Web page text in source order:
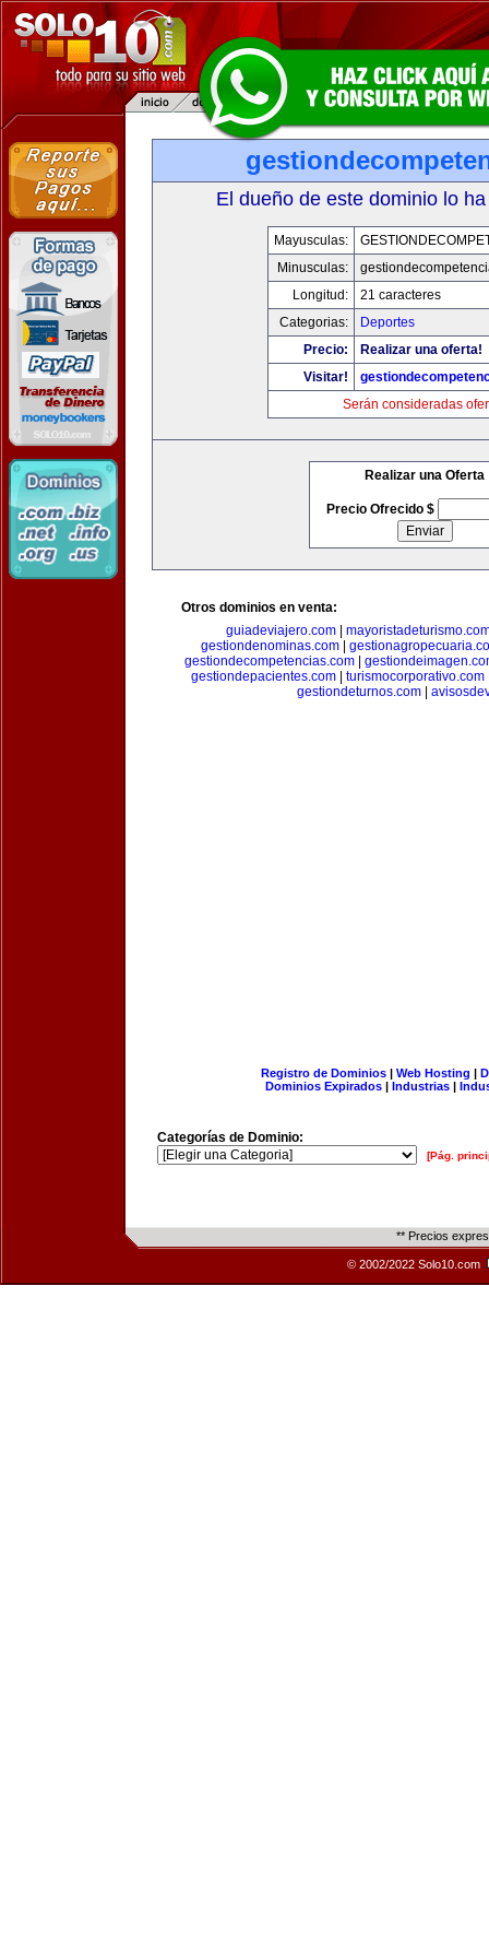
El dueño de este dominio lo
Mayusculas:
Minusculas:
Longitud:
21 caracteres
Categorias:
Deportes
Precio:
Realizar una oferta!
Visitar!
Serán consideradas
Realizar una Oferta
Precio Ofrecido $
Otros dominios en venta:
guiadeviajero.com|
gestiondenominas.com|
gestiondecompetencias.com|
gestiondepacientes.com| turismocorporativo.com
gestiondeturnos.com
Registro de Dominios| Web Hosting |
Dominios Expirados | Industrias |
Categorías de Dominio:
[Pág.
** Precios
© 2002/2022 Solo10.com